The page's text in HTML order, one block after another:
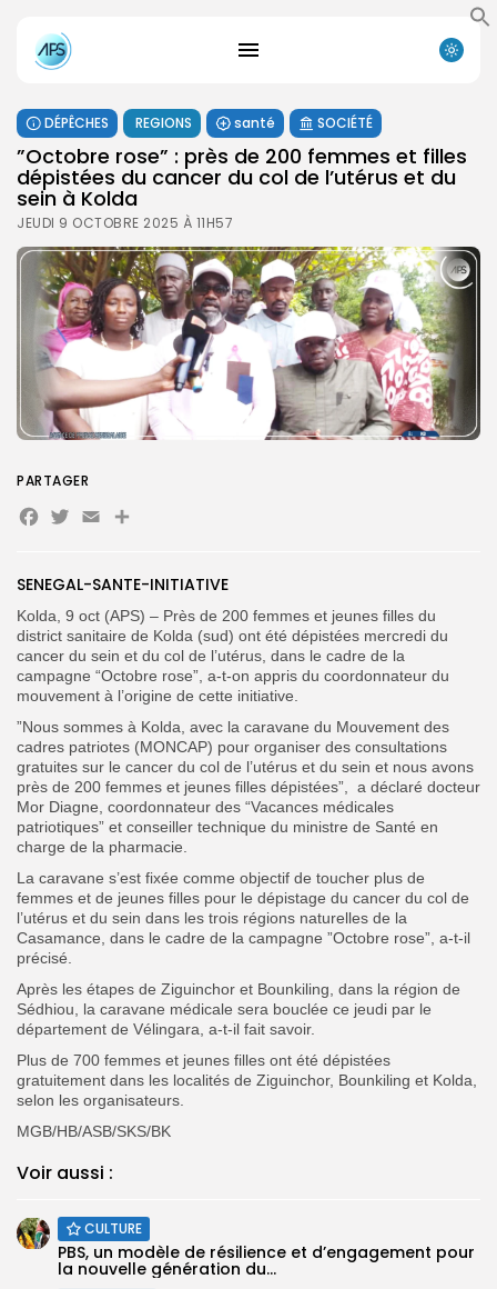
Search
DÉPÊCHES REGIONS santé SOCIÉTÉ
”Octobre rose” : près de 200 femmes et filles
dépistées du cancer du col de l’utérus et du
sein à Kolda
JEUDI 9 OCTOBRE 2025 À 11H57
SENEGAL-SANTE-INITIATIVE
Kolda, 9 oct (APS) – Près de 200 femmes et jeunes filles du
district sanitaire de Kolda (sud) ont été dépistées mercredi du
cancer du sein et du col de l’utérus, dans le cadre de la
campagne “Octobre rose”, a-t-on appris du coordonnateur du
mouvement à l’origine de cette initiative.
”Nous sommes à Kolda, avec la caravane du Mouvement des
cadres patriotes (MONCAP) pour organiser des consultations
gratuites sur le cancer du col de l’utérus et du sein et nous avons
près de 200 femmes et jeunes filles dépistées”, a déclaré docteur
Mor Diagne, coordonnateur des “Vacances médicales
patriotiques” et conseiller technique du ministre de Santé en
charge de la pharmacie.
La caravane s’est fixée comme objectif de toucher plus de
femmes et de jeunes filles pour le dépistage du cancer du col de
l’utérus et du sein dans les trois régions naturelles de la
Casamance, dans le cadre de la campagne ”Octobre rose”, a-t-il
précisé.
Après les étapes de Ziguinchor et Bounkiling, dans la région de
Sédhiou, la caravane médicale sera bouclée ce jeudi par le
département de Vélingara, a-t-il fait savoir.
Plus de 700 femmes et jeunes filles ont été dépistées
gratuitement dans les localités de Ziguinchor, Bounkiling et Kolda,
selon les organisateurs.
MGB/HB/ASB/SKS/BK
Voir aussi :
CULTURE
PBS, un modèle de résilience et d’engagement pour
la nouvelle génération du...
PARTAGER
Facebook
Twitter
Email